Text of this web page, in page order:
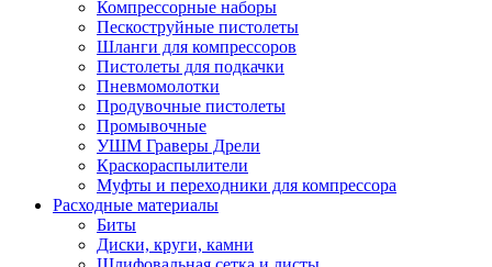
Компрессорные наборы
Пескоструйные пистолеты
Шланги для компрессоров
Пистолеты для подкачки
Пневмомолотки
Продувочные пистолеты
Промывочные
УШМ Граверы Дрели
Краскораспылители
Муфты и переходники для компрессора
Расходные материалы
Биты
Диски, круги, камни